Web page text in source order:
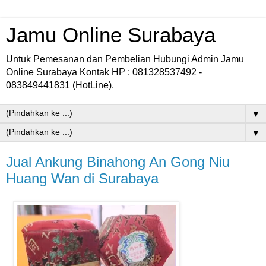
Jamu Online Surabaya
Untuk Pemesanan dan Pembelian Hubungi Admin Jamu
Online Surabaya Kontak HP : 081328537492 -
083849441831 (HotLine).
▼
▼
Jual Ankung Binahong An Gong Niu
Huang Wan di Surabaya